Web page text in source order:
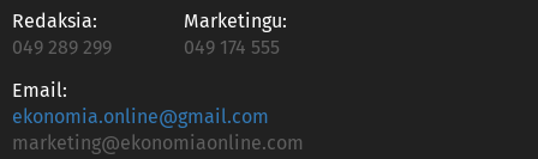
Redaksia:
049 289 299
Marketingu:
049 174 555
Email:
ekonomia.online@gmail.com
marketing@ekonomiaonline.com